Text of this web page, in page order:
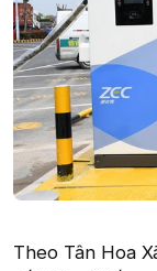
Theo Tân Hoa